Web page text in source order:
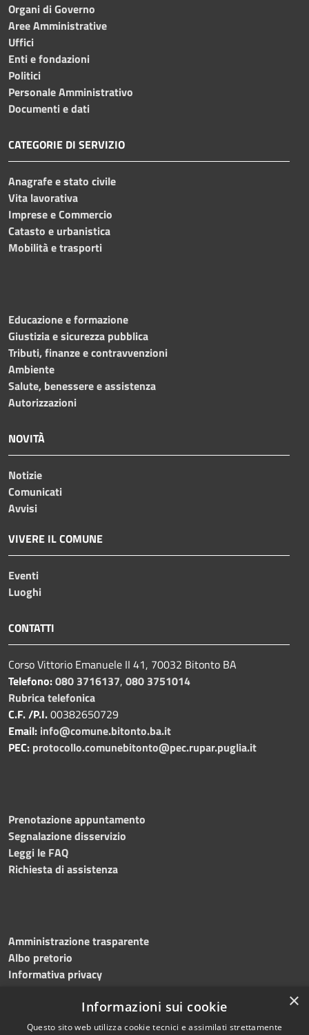
Organi di Governo
Aree Amministrative
Uffici
Enti e fondazioni
Politici
Personale Amministrativo
Documenti e dati
CATEGORIE DI SERVIZIO
Anagrafe e stato civile
Vita lavorativa
Imprese e Commercio
Catasto e urbanistica
Mobilità e trasporti
Educazione e formazione
Giustizia e sicurezza pubblica
Tributi, finanze e contravvenzioni
Ambiente
Salute, benessere e assistenza
Autorizzazioni
NOVITÀ
Notizie
Comunicati
Avvisi
VIVERE IL COMUNE
Eventi
Luoghi
CONTATTI
Corso Vittorio Emanuele II 41, 70032 Bitonto BA
Telefono:080 3716137, 080 3751014
Rubrica telefonica
C.F. /P.I.00382650729
Email: info@comune.bitonto.ba.it
PEC: protocollo.comunebitonto@pec.rupar.puglia.it
Prenotazione appuntamento
Segnalazione disservizio
Leggi le FAQ
Richiesta di assistenza
Amministrazione trasparente
Albo pretorio
Informativa privacy
Dichiarazione di accessibilità Meccanismo di feedback ×
Informazioni sui cookie
Questo sito web utilizza cookie tecnici e assimilati strettamente